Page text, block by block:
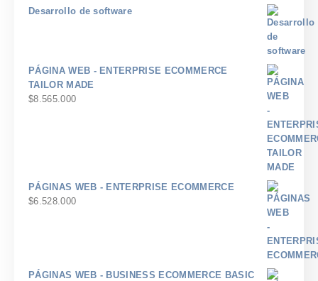
Desarrollo de software
PÁGINA WEB - ENTERPRISE ECOMMERCE
TAILOR MADE
$8.565.000
PÁGINAS WEB - ENTERPRISE ECOMMERCE
$6.528.000
PÁGINAS WEB - BUSINESS ECOMMERCE BASIC